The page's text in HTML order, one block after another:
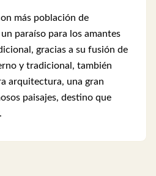
más población de
paraíso para los amantes
gracias a su fusión de
y tradicional, también
arquitectura, una gran
paisajes, destino que